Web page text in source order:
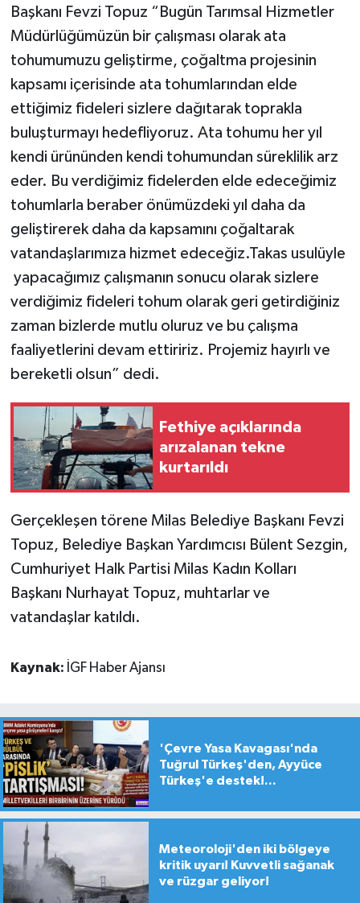
Başkanı Fevzi Topuz “Bugün Tarımsal Hizmetler
Müdürlüğümüzün bir çalışması olarak ata
tohumumuzu geliştirme, çoğaltma projesinin
kapsamı içerisinde ata tohumlarından elde
ettiğimiz fideleri sizlere dağıtarak toprakla
buluşturmayı hedefliyoruz. Ata tohumu her yıl
kendi ürününden kendi tohumundan süreklilik arz
eder. Bu verdiğimiz fidelerden elde edeceğimiz
tohumlarla beraber önümüzdeki yıl daha da
geliştirerek daha da kapsamını çoğaltarak
vatandaşlarımıza hizmet edeceğiz.Takas usulüyle
yapacağımız çalışmanın sonucu olarak sizlere
verdiğimiz fideleri tohum olarak geri getirdiğiniz
zaman bizlerde mutlu oluruz ve bu çalışma
faaliyetlerini devam ettiririz. Projemiz hayırlı ve
bereketli olsun” dedi.
Fethiye açıklarında
arızalanan tekne
kurtarıldı
Gerçekleşen törene Milas Belediye Başkanı Fevzi
Topuz, Belediye Başkan Yardımcısı Bülent Sezgin,
Cumhuriyet Halk Partisi Milas Kadın Kolları
Başkanı Nurhayat Topuz, muhtarlar ve
vatandaşlar katıldı.
Kaynak: İGF Haber Ajansı
'Çevre Yasa Kavagası'nda
Tuğrul Türkeş'den, Ayyüce
Türkeş'e destek!...
Meteoroloji'den iki bölgeye
kritik uyarı! Kuvvetli sağanak
ve rüzgar geliyor!